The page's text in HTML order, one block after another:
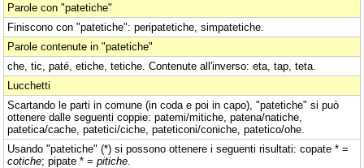
Parole con "patetiche"
Finiscono con "patetiche": peripatetiche, simpatetiche.
Parole contenute in "patetiche"
che, tic, paté, etiche, tetiche. Contenute all'inverso: eta, tap, teta.
Lucchetti
Scartando le parti in comune (in coda e poi in capo), "patetiche" si può
ottenere dalle seguenti coppie: patemi/mitiche, patena/natiche,
patetica/cache, patetici/ciche, pateticoni/coniche, patetico/ohe.
Usando "patetiche" (*) si possono ottenere i seguenti risultati: copate * =
cotiche; pipate * = pitiche